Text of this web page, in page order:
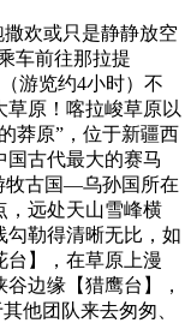
欢或只是静静放空
车前往那拉提
游览约4小时）不
原！喀拉峻草原以
莽原”，位于新疆西
国古代最大的赛马
牧古国—乌孙国所在
，远处天山雪峰横
勾勒得清晰无比，如
台】，在草原上漫
边缘【猎鹰台】，
他团队来去匆匆、